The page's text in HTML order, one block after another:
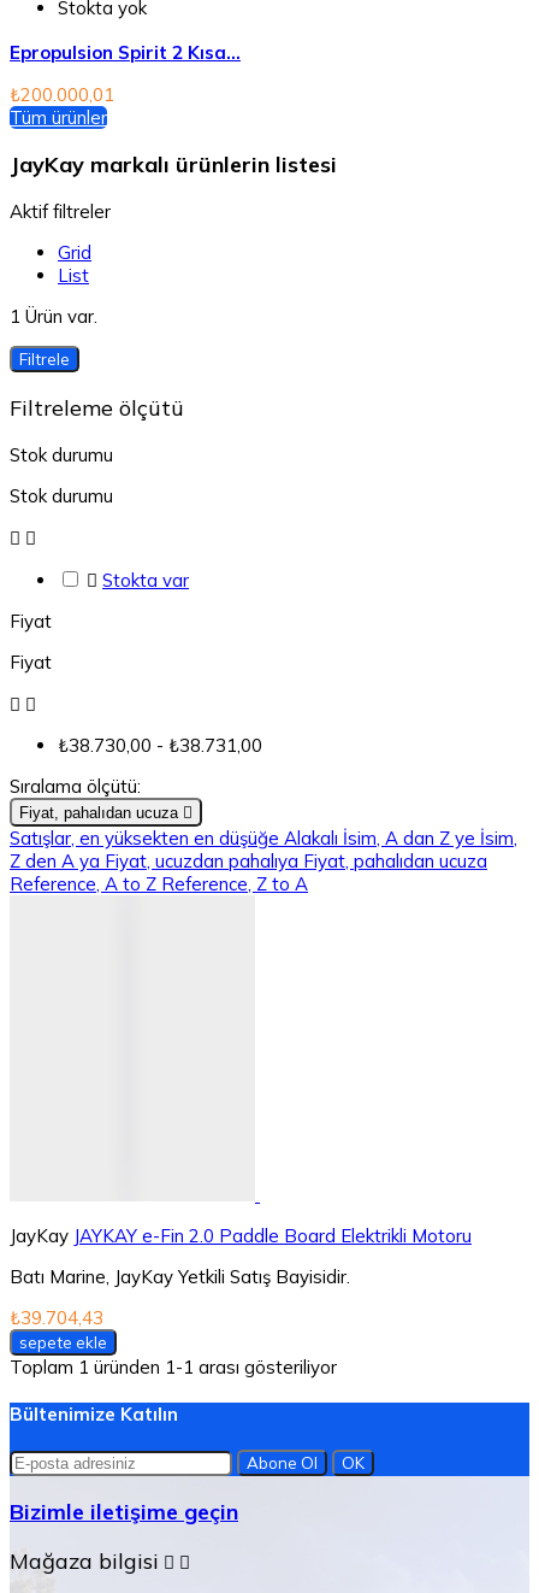
Stokta yok
Epropulsion Spirit 2 Kısa...
₺200.000,01
Tüm ürünler
JayKay markalı ürünlerin listesi
Aktif filtreler
Grid
List
1 Ürün var.
Filtrele
Filtreleme ölçütü
Stok durumu
Stok durumu
 
 Stokta var
Fiyat
Fiyat
 
₺38.730,00 - ₺38.731,00
Sıralama ölçütü:
Fiyat, pahalıdan ucuza 
Satışlar, en yüksekten en düşüğe Alakalı İsim, A dan Z ye İsim,
Z den A ya Fiyat, ucuzdan pahalıya Fiyat, pahalıdan ucuza
Reference, A to Z Reference, Z to A
JayKay JAYKAY e-Fin 2.0 Paddle Board Elektrikli Motoru
Batı Marine, JayKay Yetkili Satış Bayisidir.
₺39.704,43
sepete ekle
Toplam 1 üründen 1-1 arası gösteriliyor
Bültenimize Katılın
Bizimle iletişime geçin
Mağaza bilgisi  